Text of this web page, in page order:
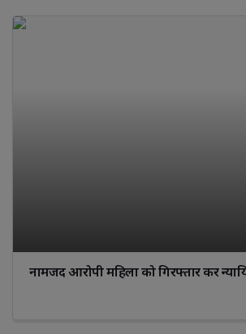
नामजद आरोपी महिला को गिरफ्तार कर